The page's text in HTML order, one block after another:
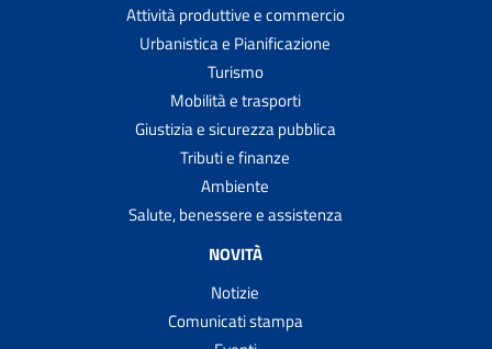
Attività produttive e commercio
Urbanistica e Pianificazione
Turismo
Mobilità e trasporti
Giustizia e sicurezza pubblica
Tributi e finanze
Ambiente
Salute, benessere e assistenza
NOVITÀ
Notizie
Comunicati stampa